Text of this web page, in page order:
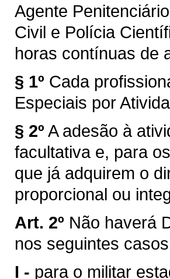
Agente
Civil e Polícia
horas contínuas de
§ 1º Cada
Especiais por
§ 2º A adesão à
facultativa e, para
que já adquirem o
proporcional ou
Art. 2º Não haverá
nos seguintes
I - para o militar